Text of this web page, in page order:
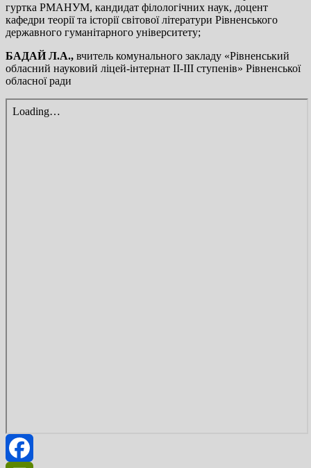
гуртка РМАНУМ, кандидат філологічних наук, доцент
кафедри теорії та історії світової літератури Рівненського
державного гуманітарного університету;
БАДАЙ Л.А., вчитель комунального закладу «Рівненський
обласний науковий ліцей-інтернат ІІ-ІІІ ступенів» Рівненської
обласної ради